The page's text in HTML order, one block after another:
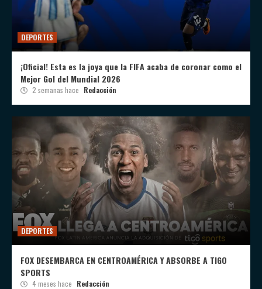
DEPORTES
¡Oficial! Esta es la joya que la FIFA acaba de coronar como el
Mejor Gol del Mundial 2026
2 semanas hace Redacción
DEPORTES
FOX DESEMBARCA EN CENTROAMÉRICA Y ABSORBE A TIGO
SPORTS
4 meses hace Redacción